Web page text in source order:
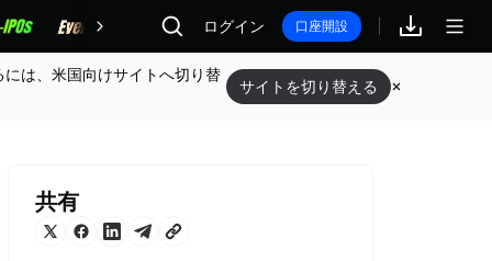
報酬 ログイン 口座開設
は、米国向けサイトへ切り替
サイトを切り替える
共有